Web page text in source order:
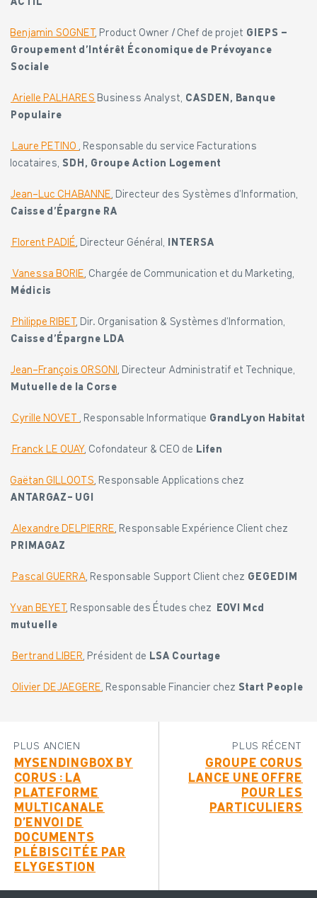
ACTIL
Benjamin SOGNET , Product Owner / Chef de projet GIEPS –
Groupement d’Intérêt Économique de Prévoyance
Sociale
Arielle PALHARES Business Analyst, CASDEN, Banque
Populaire
Laure PETINO , Responsable du service Facturations
locataires, SDH, Groupe Action Logement
Jean-Luc CHABANNE, Directeur des Systèmes d’Information,
Caisse d’Épargne RA
Florent PADIÉ, Directeur Général, INTERSA
Vanessa BORIE, Chargée de Communication et du Marketing,
Médicis
Philippe RIBET , Dir. Organisation & Systèmes d’Information,
Caisse d’Épargne LDA
Jean-François ORSONI, Directeur Administratif et Technique,
Mutuelle de la Corse
Cyrille NOVET , Responsable Informatique GrandLyon Habitat
Franck LE OUAY, Cofondateur & CEO de Lifen
Gaëtan GILLOOTS, Responsable Applications chez
ANTARGAZ- UGI
Alexandre DELPIERRE, Responsable Expérience Client chez
PRIMAGAZ
Pascal GUERRA, Responsable Support Client chez GEGEDIM
Yvan BEYET , Responsable des Études chez EOVI Mcd
mutuelle
Bertrand LIBER, Président de LSA Courtage
Olivier DEJAEGERE, Responsable Financier chez Start People
PLUS ANCIEN
MYSENDINGBOX BY
CORUS : LA
PLATEFORME
MULTICANALE
D’ENVOI DE
DOCUMENTS
PLÉBISCITÉE PAR
ELYGESTION
PLUS RÉCENT
GROUPE CORUS
LANCE UNE OFFRE
POUR LES
PARTICULIERS